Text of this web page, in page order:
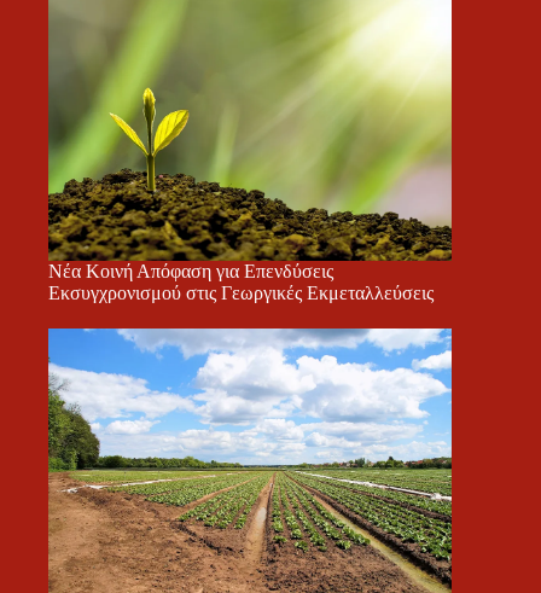
Νέα Κοινή Απόφαση για Επενδύσεις
Εκσυγχρονισμού στις Γεωργικές Εκμεταλλεύσεις